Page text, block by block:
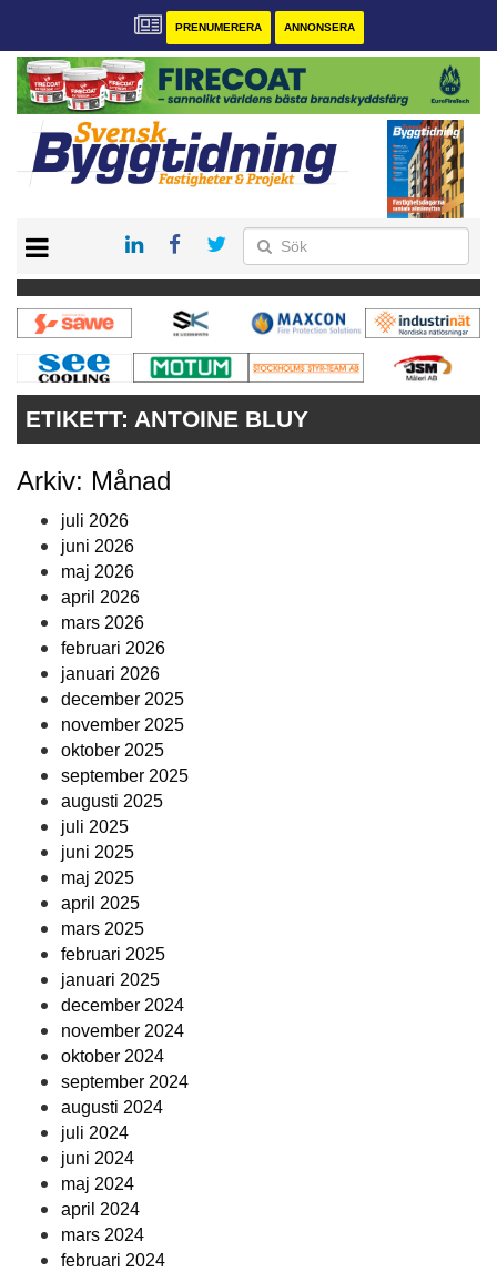
PRENUMERERA ANNONSERA
PRENUMERERA
VÅRA ANDRA MAGASIN
ANNONSERA
KONTAKT
ETIKETT: ANTOINE BLUY
Arkiv: Månad
juli 2026
juni 2026
maj 2026
april 2026
mars 2026
februari 2026
januari 2026
december 2025
november 2025
oktober 2025
september 2025
augusti 2025
juli 2025
juni 2025
maj 2025
april 2025
mars 2025
februari 2025
januari 2025
december 2024
november 2024
oktober 2024
september 2024
augusti 2024
juli 2024
juni 2024
maj 2024
april 2024
mars 2024
februari 2024